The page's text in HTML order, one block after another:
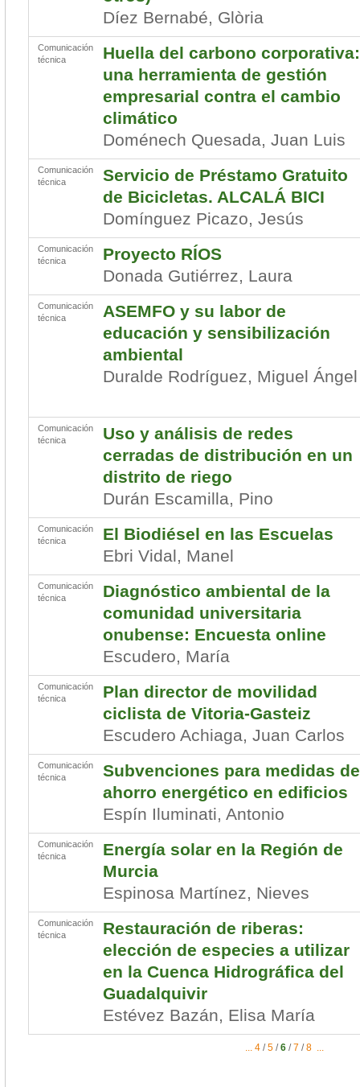
Díez Bernabé, Glòria
Comunicación
técnica
Huella del carbono corporativa:
una herramienta de gestión
empresarial contra el cambio
climático
Doménech Quesada, Juan Luis
Comunicación
técnica
Servicio de Préstamo Gratuito
de Bicicletas. ALCALÁ BICI
Domínguez Picazo, Jesús
Comunicación
técnica
Proyecto RÍOS
Donada Gutiérrez, Laura
Comunicación
técnica
ASEMFO y su labor de
educación y sensibilización
ambiental
Duralde Rodríguez, Miguel Ángel
Comunicación
técnica
Uso y análisis de redes
cerradas de distribución en un
distrito de riego
Durán Escamilla, Pino
Comunicación
técnica
El Biodiésel en las Escuelas
Ebri Vidal, Manel
Comunicación
técnica
Diagnóstico ambiental de la
comunidad universitaria
onubense: Encuesta online
Escudero, María
Comunicación
técnica
Plan director de movilidad
ciclista de Vitoria-Gasteiz
Escudero Achiaga, Juan Carlos
Comunicación
técnica
Subvenciones para medidas de
ahorro energético en edificios
Espín Iluminati, Antonio
Comunicación
técnica
Energía solar en la Región de
Murcia
Espinosa Martínez, Nieves
Comunicación
técnica
Restauración de riberas:
elección de especies a utilizar
en la Cuenca Hidrográfica del
Guadalquivir
Estévez Bazán, Elisa María
... 4 / 5 /6 / 7 / 8 ...